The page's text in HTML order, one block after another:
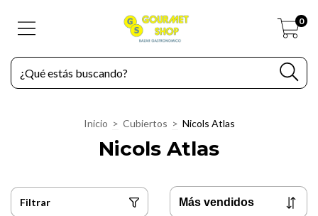
0
Inicio > Cubiertos > Nicols Atlas
Nicols Atlas
Filtrar